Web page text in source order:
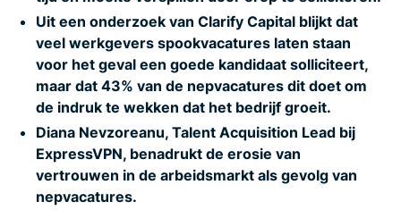
Uit een onderzoek van Clarify Capital blijkt dat
veel werkgevers spookvacatures laten staan
voor het geval een goede kandidaat solliciteert,
maar dat 43% van de nepvacatures dit doet om
de indruk te wekken dat het bedrijf groeit.
Diana Nevzoreanu, Talent Acquisition Lead bij
ExpressVPN, benadrukt de erosie van
vertrouwen in de arbeidsmarkt als gevolg van
nepvacatures.